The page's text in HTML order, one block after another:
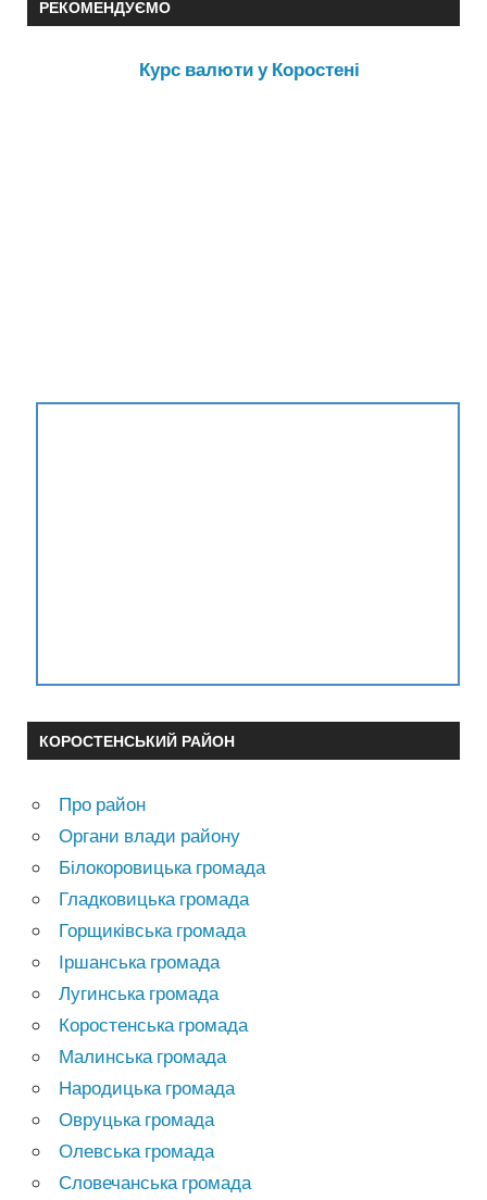
РЕКОМЕНДУЄМО
Курс валюти у Коростені
КОРОСТЕНСЬКИЙ РАЙОН
Про район
Органи влади району
Білокоровицька громада
Гладковицька громада
Горщиківська громада
Іршанська громада
Лугинська громада
Коростенська громада
Малинська громада
Народицька громада
Овруцька громада
Олевська громада
Словечанська громада